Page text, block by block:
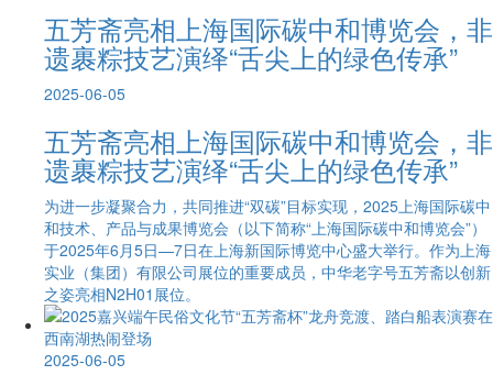
五芳斋亮相上海国际碳中和博览会，非
遗裹粽技艺演绎“舌尖上的绿色传承”
2025-06-05
五芳斋亮相上海国际碳中和博览会，非
遗裹粽技艺演绎“舌尖上的绿色传承”
为进一步凝聚合力，共同推进“双碳”目标实现，2025上海国际碳中
和技术、产品与成果博览会（以下简称“上海国际碳中和博览会”）
于2025年6月5日—7日在上海新国际博览中心盛大举行。作为上海
实业（集团）有限公司展位的重要成员，中华老字号五芳斋以创新
之姿亮相N2H01展位。
2025-06-05